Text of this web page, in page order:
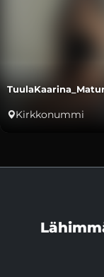
Kirkkonummi